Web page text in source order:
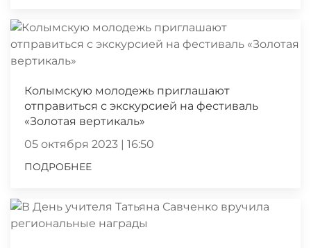
Колымскую молодежь приглашают
отправиться с экскурсией на фестиваль
«Золотая вертикаль»
05 октября 2023 | 16:50
ПОДРОБНЕЕ